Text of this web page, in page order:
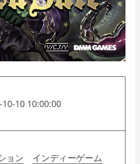
10-10 10:00:00
ョン
インディーゲーム